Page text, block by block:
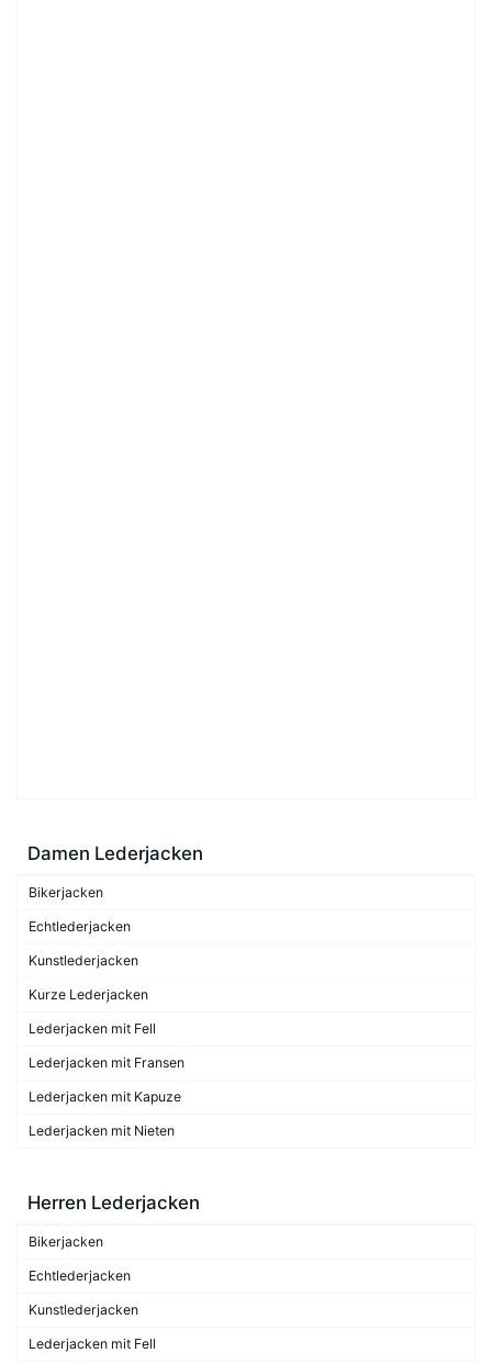
Damen Lederjacken
Bikerjacken
Echtlederjacken
Kunstlederjacken
Kurze Lederjacken
Lederjacken mit Fell
Lederjacken mit Fransen
Lederjacken mit Kapuze
Lederjacken mit Nieten
Herren Lederjacken
Bikerjacken
Echtlederjacken
Kunstlederjacken
Lederjacken mit Fell